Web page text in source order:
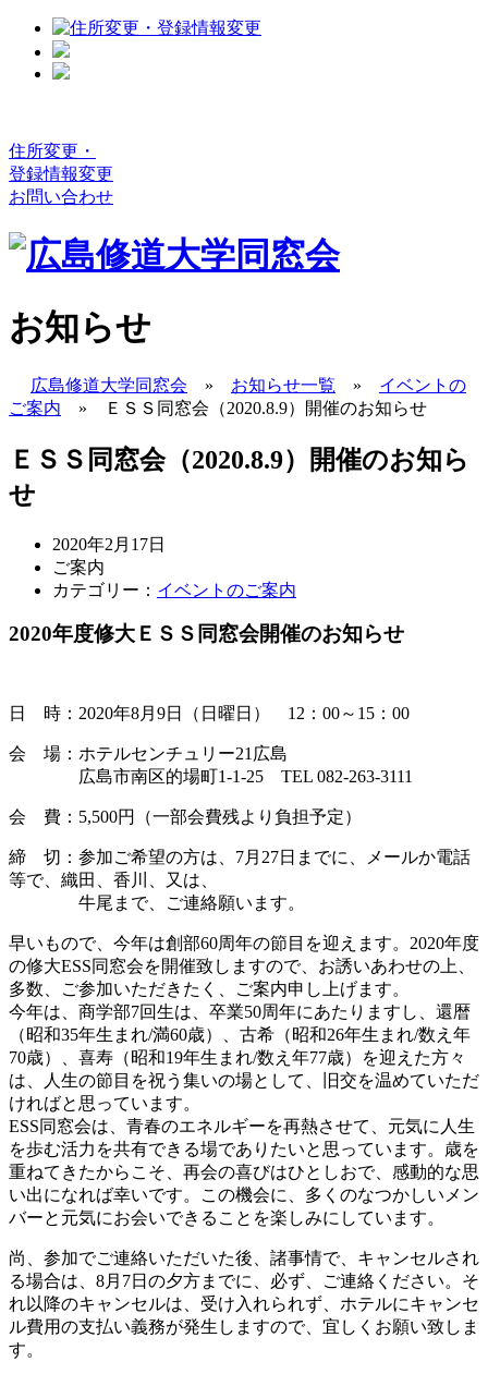
住所変更・
登録情報変更
お問い合わせ
お知らせ
広島修道大学同窓会 » お知らせ一覧 » イベントの
ご案内 » ＥＳＳ同窓会（2020.8.9）開催のお知らせ
ＥＳＳ同窓会（2020.8.9）開催のお知ら
せ
2020年2月17日
ご案内
カテゴリー： イベントのご案内
2020年度修大ＥＳＳ同窓会開催のお知らせ
日 時：2020年8月9日（日曜日） 12：00～15：00
会 場：ホテルセンチュリー21広島
広島市南区的場町1-1-25 TEL 082-263-3111
会 費：5,500円（一部会費残より負担予定）
締 切：参加ご希望の方は、7月27日までに、メールか電話
等で、織田、香川、又は、
牛尾まで、ご連絡願います。
早いもので、今年は創部60周年の節目を迎えます。2020年度
の修大ESS同窓会を開催致しますので、お誘いあわせの上、
多数、ご参加いただきたく、ご案内申し上げます。
今年は、商学部7回生は、卒業50周年にあたりますし、還暦
（昭和35年生まれ/満60歳）、古希（昭和26年生まれ/数え年
70歳）、喜寿（昭和19年生まれ/数え年77歳）を迎えた方々
は、人生の節目を祝う集いの場として、旧交を温めていただ
ければと思っています。
ESS同窓会は、青春のエネルギーを再熱させて、元気に人生
を歩む活力を共有できる場でありたいと思っています。歳を
重ねてきたからこそ、再会の喜びはひとしおで、感動的な思
い出になれば幸いです。この機会に、多くのなつかしいメン
バーと元気にお会いできることを楽しみにしています。
尚、参加でご連絡いただいた後、諸事情で、キャンセルされ
る場合は、8月7日の夕方までに、必ず、ご連絡ください。そ
れ以降のキャンセルは、受け入れられず、ホテルにキャンセ
ル費用の支払い義務が発生しますので、宜しくお願い致しま
す。